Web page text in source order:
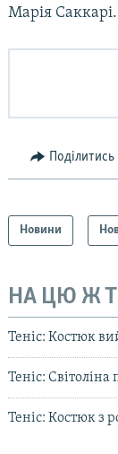
Марія Саккарі.
Поділитись
Новини
НА ЦЮ Ж
Теніс: Костюк
Теніс: Світоліна
Теніс: Костюк з